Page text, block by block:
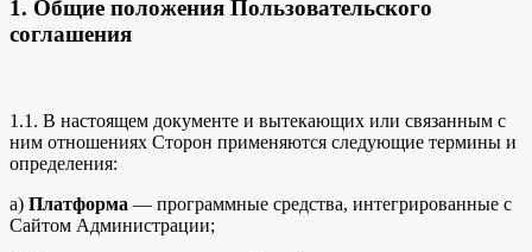
1. Общие положения Пользовательского
соглашения
1.1. В настоящем документе и вытекающих или связанным с
ним отношениях Сторон применяются следующие термины и
определения:
а) Платформа — программные средства, интегрированные с
Сайтом Администрации;